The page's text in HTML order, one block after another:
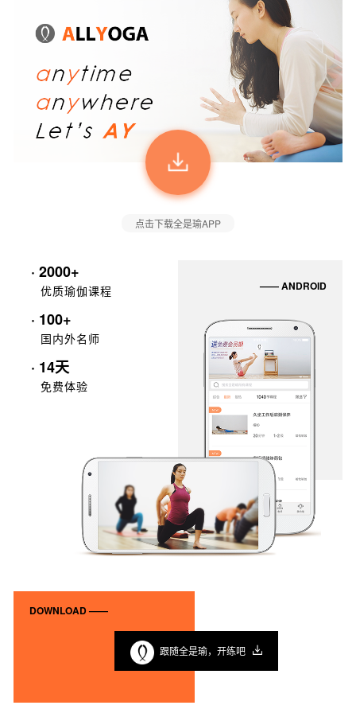
点击下载全是瑜APP
· 2000+
优质瑜伽课程
· 100+
国内外名师
· 14天
免费体验
—— ANDROID
DOWNLOAD ——
跟随全是瑜，开练吧